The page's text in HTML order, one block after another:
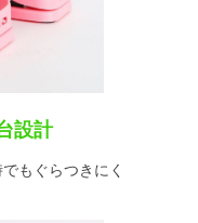
設計
もぐらつきにく